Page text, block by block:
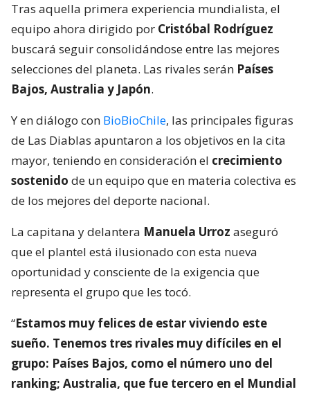
Tras aquella primera experiencia mundialista, el
equipo ahora dirigido por Cristóbal Rodríguez
buscará seguir consolidándose entre las mejores
selecciones del planeta. Las rivales serán Países
Bajos, Australia y Japón.
Y en diálogo con BioBioChile, las principales figuras
de Las Diablas apuntaron a los objetivos en la cita
mayor, teniendo en consideración el crecimiento
sostenido de un equipo que en materia colectiva es
de los mejores del deporte nacional.
La capitana y delantera Manuela Urroz aseguró
que el plantel está ilusionado con esta nueva
oportunidad y consciente de la exigencia que
representa el grupo que les tocó.
“Estamos muy felices de estar viviendo este
sueño. Tenemos tres rivales muy difíciles en el
grupo: Países Bajos, como el número uno del
ranking; Australia, que fue tercero en el Mundial